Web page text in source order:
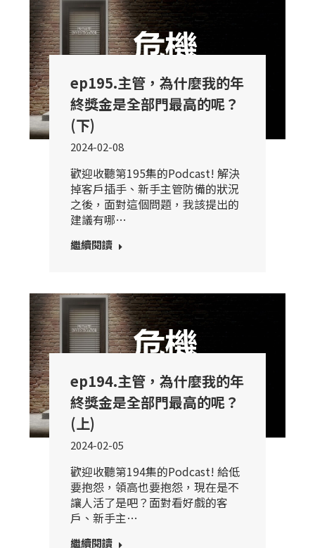
ep195.主管，為什麼我的年
終獎金是全部門最高的呢？
(下)
2024-02-08
歡迎收聽第195集的Podcast! 解決
掉客戶插手、新手主管防備的狀況
之後，面對這個問題，我該提出的
建議有哪…
繼續閱讀
ep194.主管，為什麼我的年
終獎金是全部門最高的呢？
(上)
2024-02-05
歡迎收聽第194集的Podcast! 給低
要抱怨，領高也要抱怨，現在是不
讓人活了是吧？面對看好戲的客
戶、新手主…
繼續閱讀